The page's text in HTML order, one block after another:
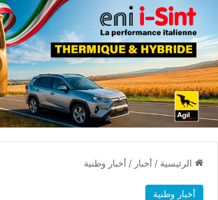
الرئيسية / أخبار / أخبار وطنية
أخبار وطنية